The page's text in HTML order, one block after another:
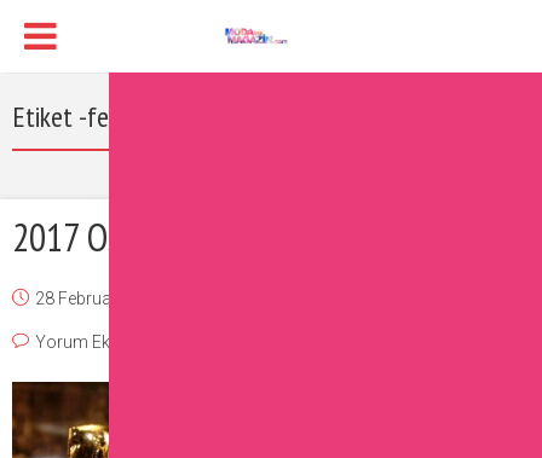
Etiket -fences filmi
2017 Oscar Ödülleri Sahiplerini Buldu
28 February 2017
Yorum Ekle